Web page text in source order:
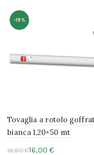
-19%
Tovaglia a rotolo
bianca 1,20×50 mt
19,80€16,00 €